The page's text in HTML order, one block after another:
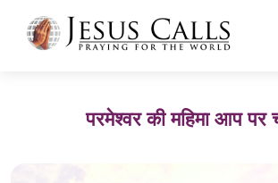
परमेश्वर की महिमा आप